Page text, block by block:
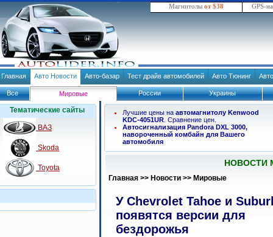
Магнитолы от $38 GPS-
Главная Авто Новости Авто-базар Тест драйв автомобилей Авто Тюнинг
Все Мировые России Украины
Тематические сайты
ВАЗ
Skoda
Toyota
Лучшие цены на автомагнитолу Kenwood
KDC-4051UR . Сравнение цен.
Автосигнализация Pandora DXL 3000,
навороченный комбайн для Вашего
автомобиля
НОВОСТИ
Главная >> Новости >> Мировые
У Chevrolet Tahoe и
появятся версии для
бездорожья